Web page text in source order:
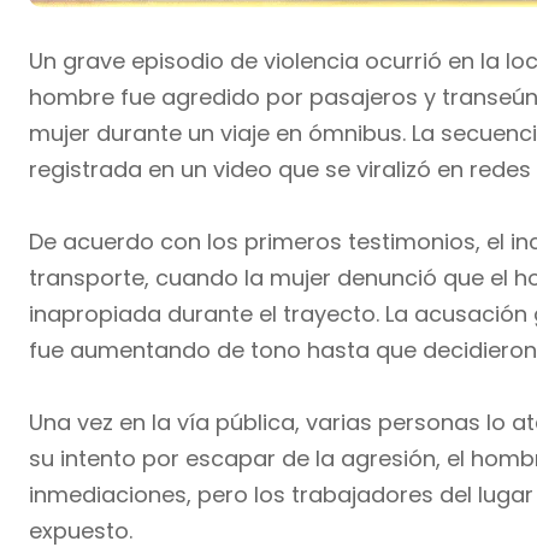
Un grave episodio de violencia ocurrió en la
hombre fue agredido por pasajeros y
mujer durante un viaje en ómnibus. La
registrada en un video que se viralizó en redes
De acuerdo con los primeros testimonios, el
transporte, cuando la mujer denunció que el
inapropiada durante el trayecto. La
fue aumentando de tono hasta que
Una vez en la vía pública, varias personas lo
su intento por escapar de la agresión, el
inmediaciones, pero los trabajadores del
expuesto.